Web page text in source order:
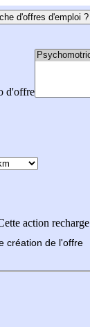
d'offres d'emploi ?
d'offre
action
création de l'offre